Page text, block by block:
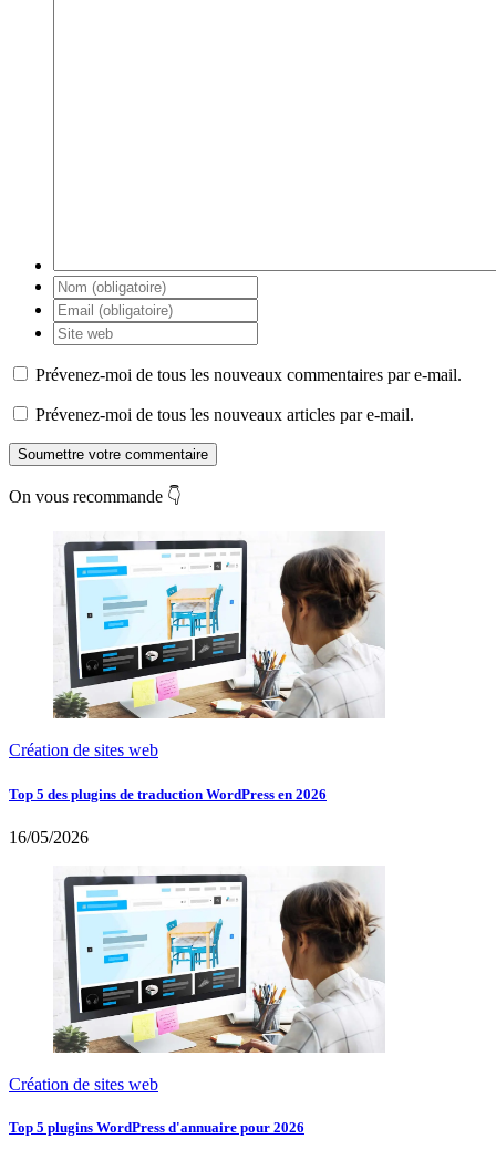
Prévenez-moi de tous les nouveaux commentaires par e-mail.
Prévenez-moi de tous les nouveaux articles par e-mail.
Soumettre votre commentaire
On vous recommande 👇
Création de sites web
Top 5 des plugins de traduction WordPress en 2026
16/05/2026
Création de sites web
Top 5 plugins WordPress d'annuaire pour 2026